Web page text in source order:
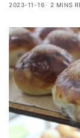
2023-11-16 2 MINS